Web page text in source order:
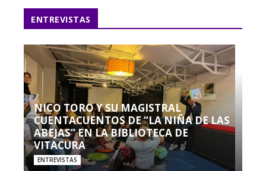
ENTREVISTAS
NICO TORO Y SU MAGISTRAL
CUENTACUENTOS DE “LA NIÑA DE LAS
ABEJAS” EN LA BIBLIOTECA DE
VITACURA
ENTREVISTAS